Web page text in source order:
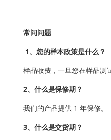
常问问题
1、您的样本政策是什么？
样品收费，一旦您在样品测
2、什么是保修期？
我们的产品提供 1 年保修。
3、什么是交货期？